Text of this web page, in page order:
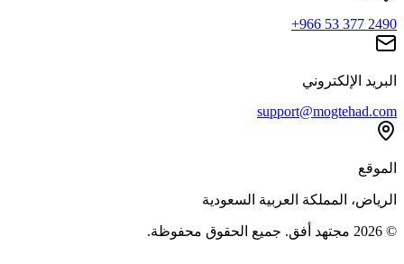
+966 53 377 2490
البريد الإلكتروني
support@mogtehad.com
الموقع
الرياض، المملكة العربية السعودية
© 2026 مجتهد أفق. جميع الحقوق محفوظة.